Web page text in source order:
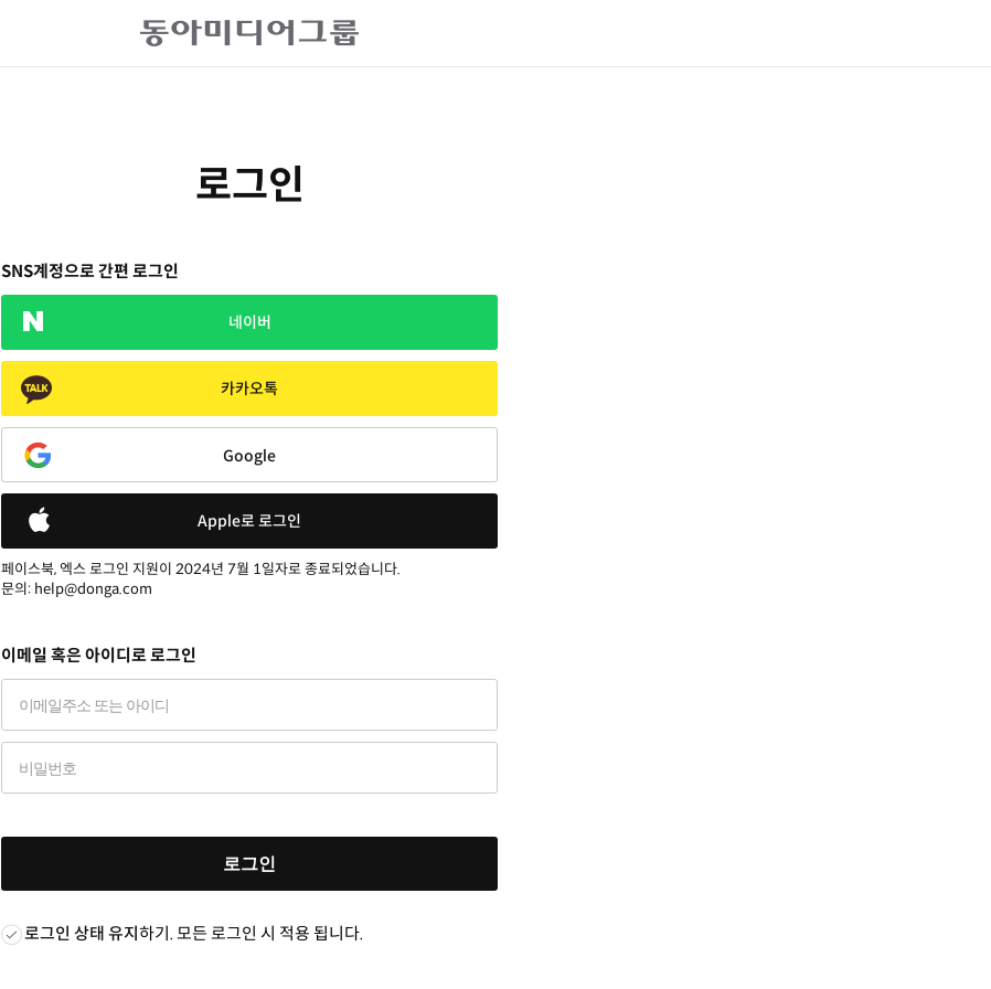
로그인
SNS계정으로 간편 로그인
네이버
카카오톡
Google
Apple로 로그인
페이스북, 엑스 로그인 지원이 2024년 7월 1일자로 종료되었습니다.
문의: help@donga.com
이메일 혹은 아이디로 로그인
로그인
로그인 상태 유지하기. 모든 로그인 시 적용 됩니다.